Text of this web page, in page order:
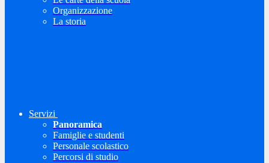
Organizzazione
La storia
Servizi
Panoramica
Famiglie e studenti
Personale scolastico
Percorsi di studio